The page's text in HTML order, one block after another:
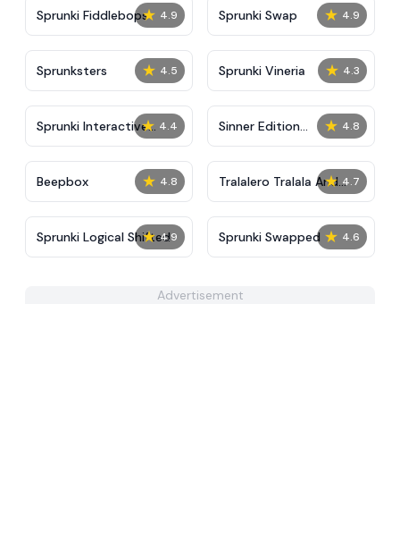
★ 4.9
Sprunki Fiddlebops ★ 4.9
Sprunki Swap
★ 4.5
Sprunksters ★ 4.3
Sprunki Vineria
★ 4.4
Sprunki Interactive
Tunner
★ 4.8
Sinner Edition
IncrediBox
★ 4.8
Beepbox ★ 4.7
Tralalero Tralala And
Tung Tung Sahur: Hard
Quiz
★ 4.9
Sprunki Logical Shifted ★ 4.6
Sprunki Swapped
Advertisement